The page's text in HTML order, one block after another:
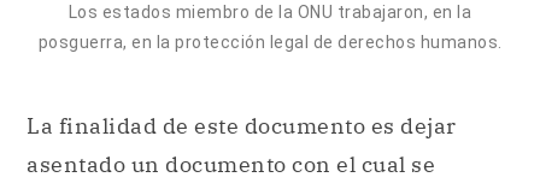
Los estados miembro de la ONU trabajaron, en la
posguerra, en la protección legal de derechos humanos.
La finalidad de este documento es dejar
asentado un documento con el cual se